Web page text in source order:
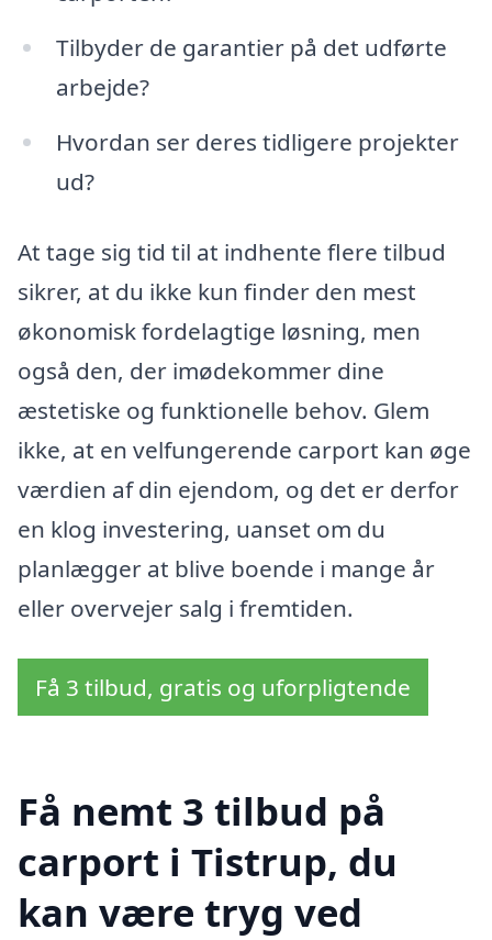
Tilbyder de garantier på det udførte
arbejde?
Hvordan ser deres tidligere projekter
ud?
At tage sig tid til at indhente flere tilbud
sikrer, at du ikke kun finder den mest
økonomisk fordelagtige løsning, men
også den, der imødekommer dine
æstetiske og funktionelle behov. Glem
ikke, at en velfungerende carport kan øge
værdien af din ejendom, og det er derfor
en klog investering, uanset om du
planlægger at blive boende i mange år
eller overvejer salg i fremtiden.
Få 3 tilbud, gratis og uforpligtende
Få nemt 3 tilbud på
carport i Tistrup, du
kan være tryg ved